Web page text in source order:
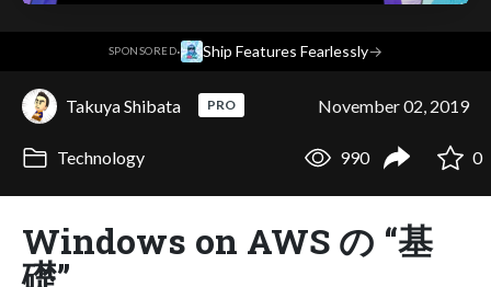
SPONSORED· Ship Features Fearlessly→
Takuya Shibata PRO November 02, 2019
Technology 990 0
Windows on AWS の “基
礎”